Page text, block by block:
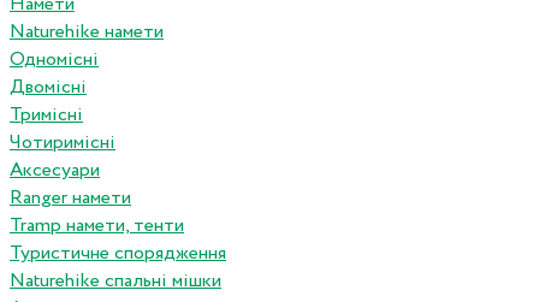
Naturehike намети
Одномісні
Двомісні
Тримісні
Чотиримісні
Аксесуари
Ranger намети
Tramp намети, тенти
Туристичне спорядження
Naturehike спальні мішки